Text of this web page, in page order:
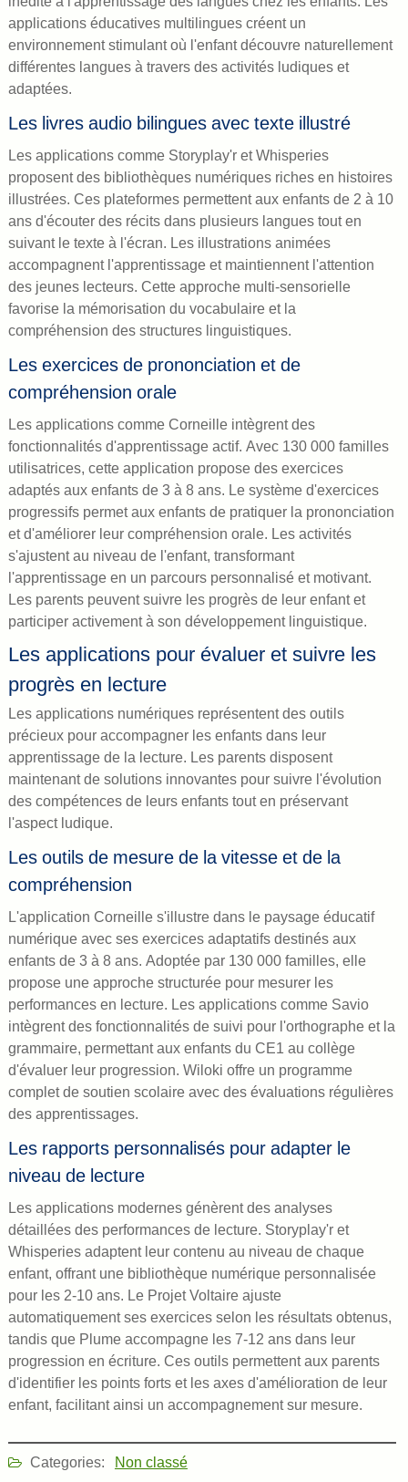
applications éducatives multilingues créent un
environnement stimulant où l'enfant découvre naturellement
différentes langues à travers des activités ludiques et
adaptées.
Les livres audio bilingues avec texte illustré
Les applications comme Storyplay'r et Whisperies
proposent des bibliothèques numériques riches en histoires
illustrées. Ces plateformes permettent aux enfants de 2 à 10
ans d'écouter des récits dans plusieurs langues tout en
suivant le texte à l'écran. Les illustrations animées
accompagnent l'apprentissage et maintiennent l'attention
des jeunes lecteurs. Cette approche multi-sensorielle
favorise la mémorisation du vocabulaire et la
compréhension des structures linguistiques.
Les exercices de prononciation et de
compréhension orale
Les applications comme Corneille intègrent des
fonctionnalités d'apprentissage actif. Avec 130 000 familles
utilisatrices, cette application propose des exercices
adaptés aux enfants de 3 à 8 ans. Le système d'exercices
progressifs permet aux enfants de pratiquer la prononciation
et d'améliorer leur compréhension orale. Les activités
s'ajustent au niveau de l'enfant, transformant
l'apprentissage en un parcours personnalisé et motivant.
Les parents peuvent suivre les progrès de leur enfant et
participer activement à son développement linguistique.
Les applications pour évaluer et suivre les
progrès en lecture
Les applications numériques représentent des outils
précieux pour accompagner les enfants dans leur
apprentissage de la lecture. Les parents disposent
maintenant de solutions innovantes pour suivre l'évolution
des compétences de leurs enfants tout en préservant
l'aspect ludique.
Les outils de mesure de la vitesse et de la
compréhension
L'application Corneille s'illustre dans le paysage éducatif
numérique avec ses exercices adaptatifs destinés aux
enfants de 3 à 8 ans. Adoptée par 130 000 familles, elle
propose une approche structurée pour mesurer les
performances en lecture. Les applications comme Savio
intègrent des fonctionnalités de suivi pour l'orthographe et la
grammaire, permettant aux enfants du CE1 au collège
d'évaluer leur progression. Wiloki offre un programme
complet de soutien scolaire avec des évaluations régulières
des apprentissages.
Les rapports personnalisés pour adapter le
niveau de lecture
Les applications modernes génèrent des analyses
détaillées des performances de lecture. Storyplay'r et
Whisperies adaptent leur contenu au niveau de chaque
enfant, offrant une bibliothèque numérique personnalisée
pour les 2-10 ans. Le Projet Voltaire ajuste
automatiquement ses exercices selon les résultats obtenus,
tandis que Plume accompagne les 7-12 ans dans leur
progression en écriture. Ces outils permettent aux parents
d'identifier les points forts et les axes d'amélioration de leur
enfant, facilitant ainsi un accompagnement sur mesure.
Categories: Non classé